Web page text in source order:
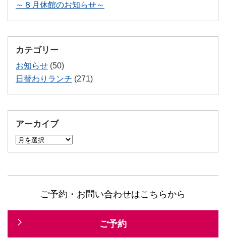
～８月休館のお知らせ～
カテゴリー
お知らせ (50)
日替わりランチ (271)
アーカイブ
ア
ー
ご予約・お問い合わせはこちらから
ご予約